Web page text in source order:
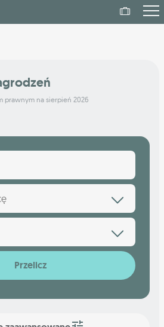
prawnym na sierpień 2026
Przelicz